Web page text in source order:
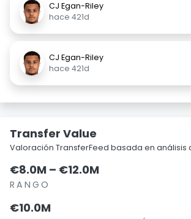
CJ Egan-Riley
hace 421d
CJ Egan-Riley
hace 421d
Transfer Value
Valoración TransferFeed basada en análisis
€8.0M – €12.0M
RANGO
€10.0M